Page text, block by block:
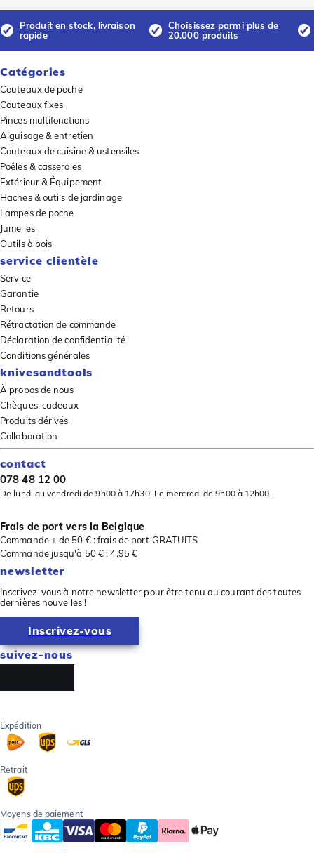
Produit en stock, livraison
rapide
Choisissez parmi plus de
20.000 produits
Catégories
Couteaux de poche
Couteaux fixes
Pinces multifonctions
Aiguisage & entretien
Couteaux de cuisine & ustensiles
Poêles & casseroles
Extérieur & Équipement
Haches & outils de jardinage
Lampes de poche
Jumelles
Outils à bois
service clientèle
Service
Garantie
Retours
Rétractation de commande
Déclaration de confidentialité
Conditions générales
knivesandtools
À propos de nous
Chèques-cadeaux
Produits dérivés
Collaboration
contact
078 48 12 00
De lundi au vendredi de 9h00 à 17h30. Le mercredi de 9h00 à 12h00.
Frais de port vers la Belgique
Commande + de 50 € : frais de port GRATUITS
Commande jusqu'à 50 € : 4,95 €
newsletter
Inscrivez-vous à notre newsletter pour être tenu au courant des toutes
dernières nouvelles !
Inscrivez-vous
suivez-nous
Expédition
Retrait
Moyens de paiement